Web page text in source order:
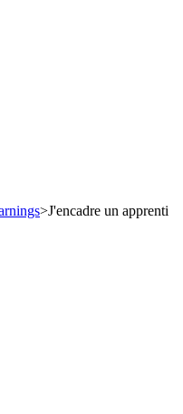
>J'encadre un apprenti